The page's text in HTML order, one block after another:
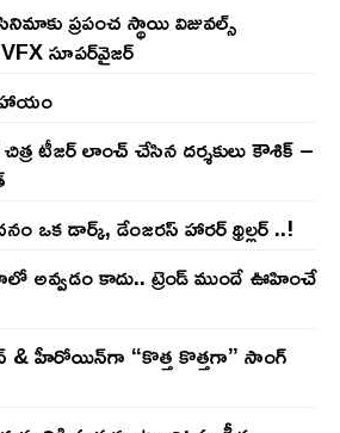
ప్రపంచ స్థాయి విజువల్స్
సూపర్‌వైజర్
టీజర్ లాంచ్ చేసిన‌ దర్శకులు కౌశిక్ –
ఒక డార్క్, డేంజరస్ హారర్ థ్రిల్లర్ ..!
అవ్వడం కాదు.. ట్రెండ్‌ ముందే ఊహించే
& హీరోయిన్‌గా “కొత్త కొత్తగా” సాంగ్